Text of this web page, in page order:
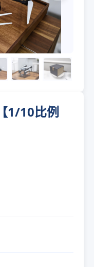
1/10比例